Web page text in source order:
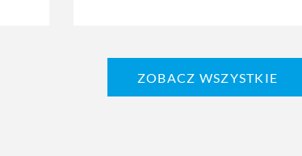
ZOBACZ WSZYSTKIE